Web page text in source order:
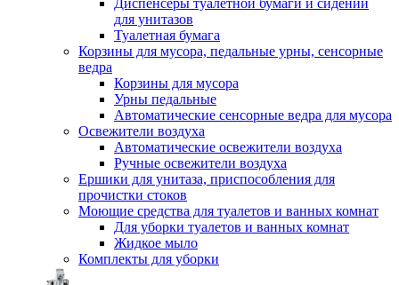
Диспенсеры туалетной бумаги и сидений
для унитазов
Туалетная бумага
Корзины для мусора, педальные урны, сенсорные
ведра
Корзины для мусора
Урны педальные
Автоматические сенсорные ведра для мусора
Освежители воздуха
Автоматические освежители воздуха
Ручные освежители воздуха
Ершики для унитаза, приспособления для
прочистки стоков
Моющие средства для туалетов и ванных комнат
Для уборки туалетов и ванных комнат
Жидкое мыло
Комплекты для уборки